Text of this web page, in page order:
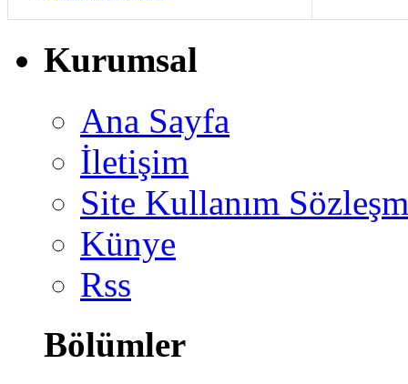
Kurumsal
Ana Sayfa
İletişim
Site Kullanım
Künye
Rss
Bölümler